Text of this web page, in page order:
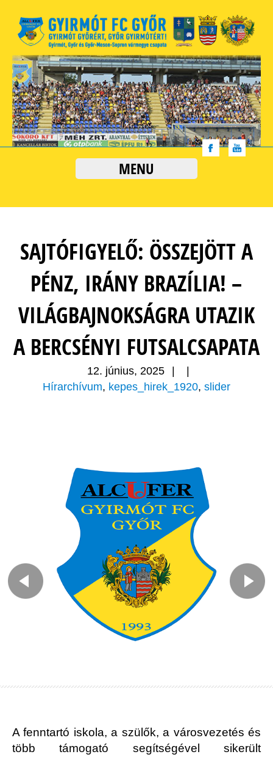
MENU
SAJTÓFIGYELŐ: ÖSSZEJÖTT A
PÉNZ, IRÁNY BRAZÍLIA! –
VILÁGBAJNOKSÁGRA UTAZIK
A BERCSÉNYI FUTSALCSAPATA
12. június, 2025
Hírarchívum, kepes_hirek_1920, slider
A fenntartó iskola, a szülők, a városvezetés és
több támogató segítségével sikerült